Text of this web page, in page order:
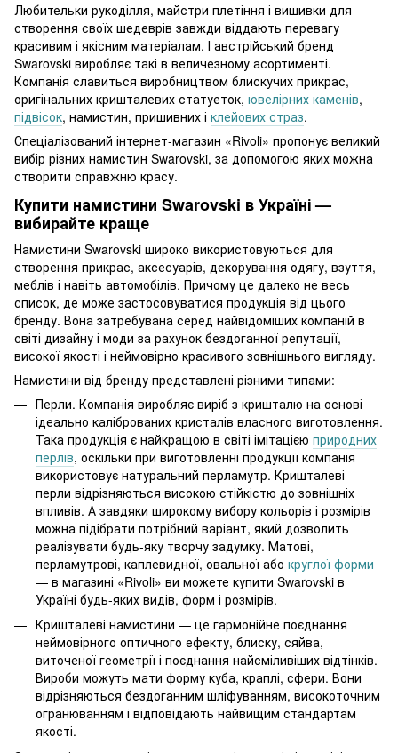
Любительки рукоділля, майстри плетіння і вишивки для
створення своїх шедеврів завжди віддають перевагу
красивим і якісним матеріалам. І австрійський бренд
Swarovski виробляє такі в величезному асортименті.
Компанія славиться виробництвом блискучих прикрас,
оригінальних кришталевих статуеток, ювелірних каменів,
підвісок, намистин, пришивних і клейових страз.
Спеціалізований інтернет-магазин «Rivoli» пропонує великий
вибір різних намистин Swarovski, за допомогою яких можна
створити справжню красу.
Купити намистини Swarovski в Україні —
вибирайте краще
Намистини Swarovski широко використовуються для
створення прикрас, аксесуарів, декорування одягу, взуття,
меблів і навіть автомобілів. Причому це далеко не весь
список, де може застосовуватися продукція від цього
бренду. Вона затребувана серед найвідоміших компаній в
світі дизайну і моди за рахунок бездоганної репутації,
високої якості і неймовірно красивого зовнішнього вигляду.
Намистини від бренду представлені різними типами:
Перли. Компанія виробляє виріб з кришталю на основі
ідеально каліброваних кристалів власного виготовлення.
Така продукція є найкращою в світі імітацією природних
перлів, оскільки при виготовленні продукції компанія
використовує натуральний перламутр. Кришталеві
перли відрізняються високою стійкістю до зовнішніх
впливів. А завдяки широкому вибору кольорів і розмірів
можна підібрати потрібний варіант, який дозволить
реалізувати будь-яку творчу задумку. Матові,
перламутрові, каплевидної, овальної або круглої форми
— в магазині «Rivoli» ви можете купити Swarovski в
Україні будь-яких видів, форм і розмірів.
Кришталеві намистини — це гармонійне поєднання
неймовірного оптичного ефекту, блиску, сяйва,
виточеної геометрії і поєднання найсміливіших відтінків.
Вироби можуть мати форму куба, краплі, сфери. Вони
відрізняються бездоганним шліфуванням, високоточним
огранюванням і відповідають найвищим стандартам
якості.